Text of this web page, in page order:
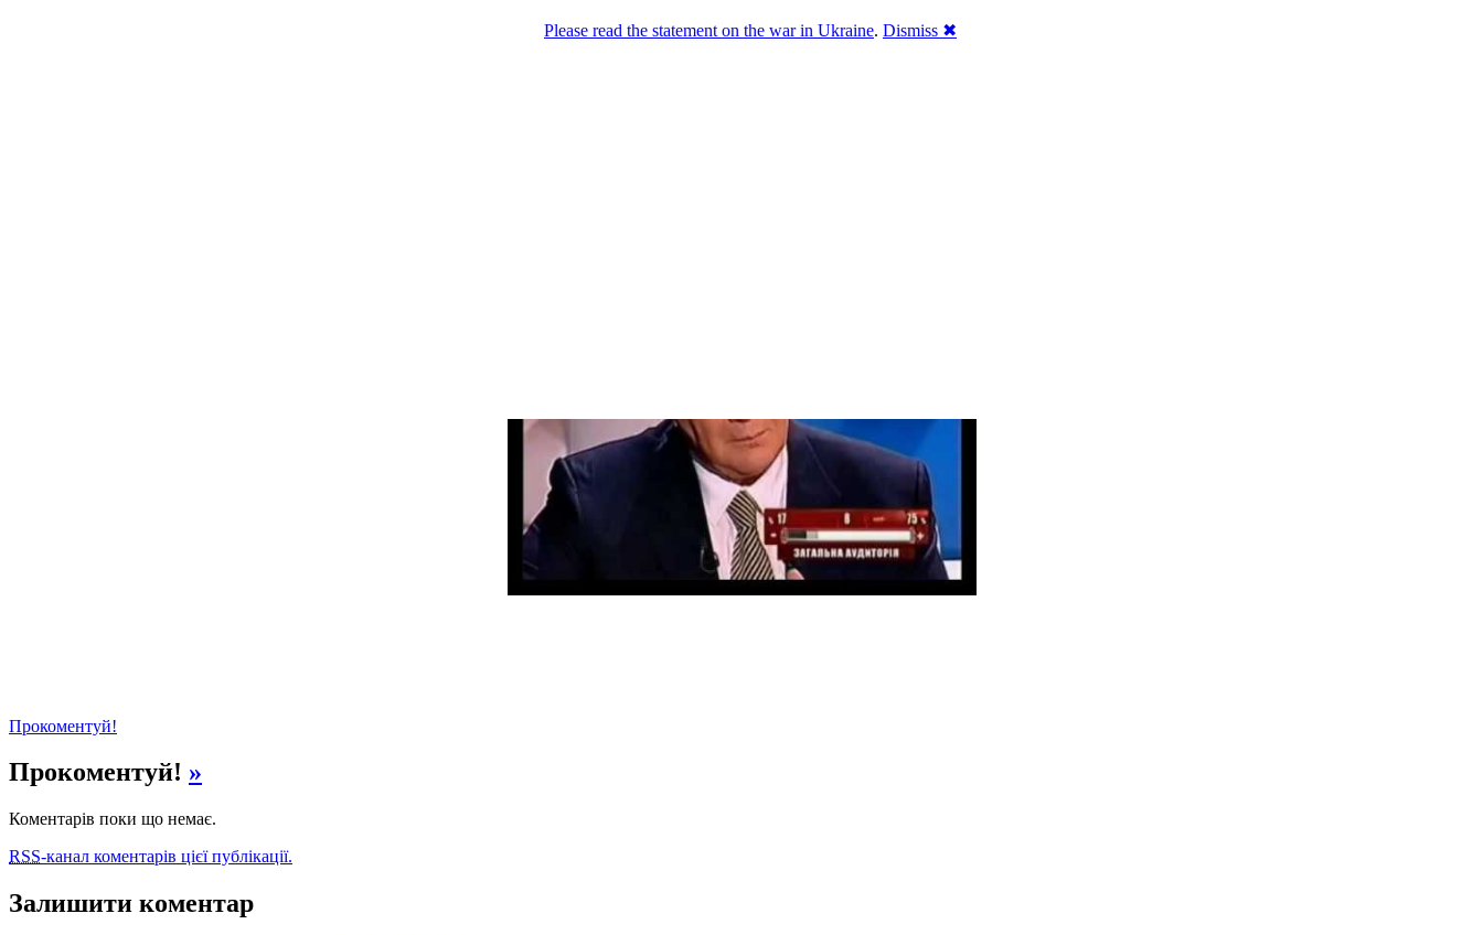
Прокоментуй!
Прокоментуй! »
Коментарів поки що немає.
RSS-канал коментарів цієї публікації.
Залишити коментар
Please read the statement on the war in Ukraine. Dismiss ✖